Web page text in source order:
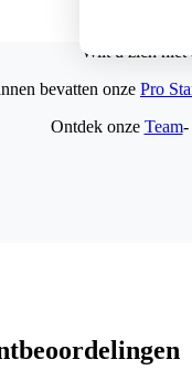
Wilt u zich niet
bevatten onze Pro
Ontdek onze Team-